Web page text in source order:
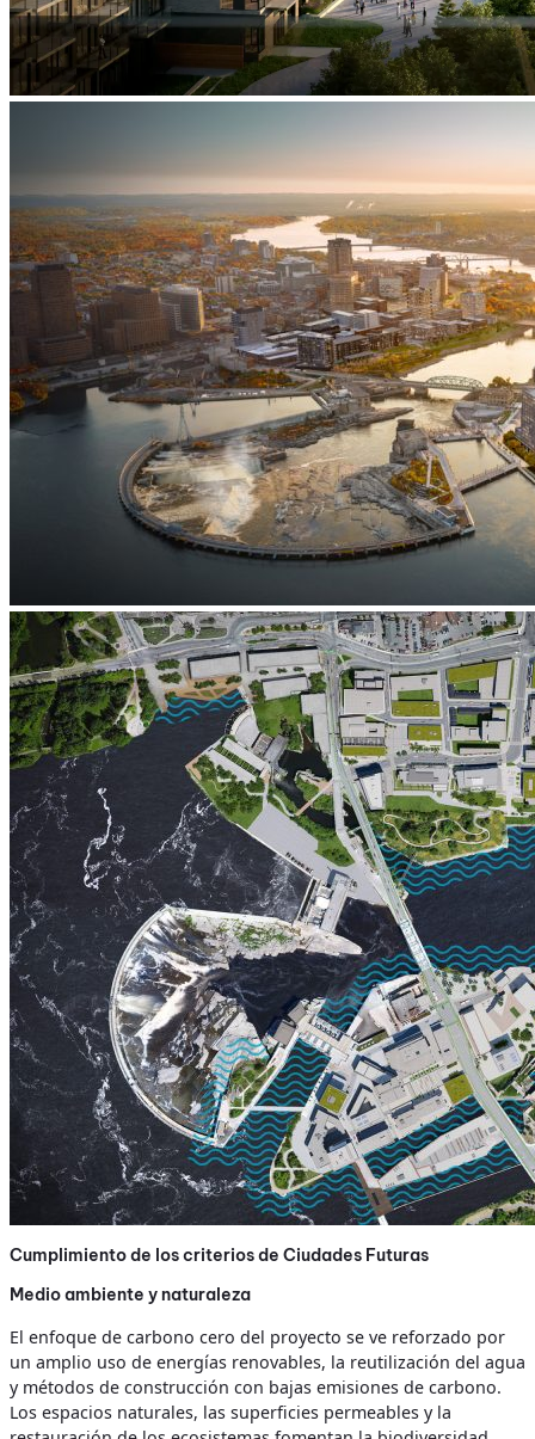
Cumplimiento de los criterios de Ciudades Futuras
Medio ambiente y naturaleza
El enfoque de carbono cero del proyecto se ve reforzado por
un amplio uso de energías renovables, la reutilización del agua
y métodos de construcción con bajas emisiones de carbono.
Los espacios naturales, las superficies permeables y la